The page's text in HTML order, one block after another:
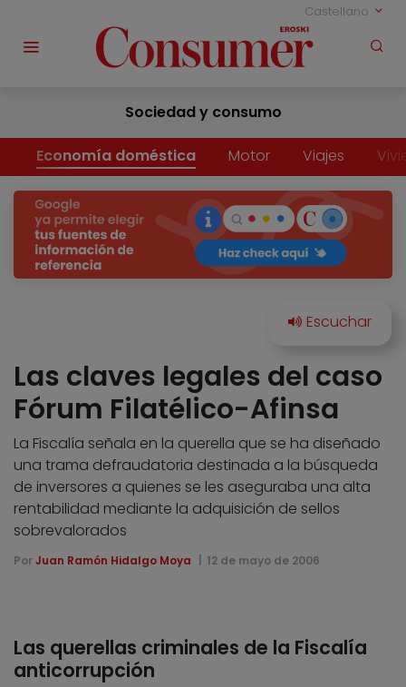
Castellano
Sociedad y consumo
Economía doméstica Motor Viajes
Las claves legales del caso
Fórum Filatélico-Afinsa
La Fiscalía señala en la querella que se ha diseñado
una trama defraudatoria destinada a la búsqueda
de inversores a quienes se les aseguraba una alta
rentabilidad mediante la adquisición de sellos
sobrevalorados
Por Juan Ramón Hidalgo Moya 12 de mayo de 2006
Las querellas criminales de la Fiscalía
anticorrupción